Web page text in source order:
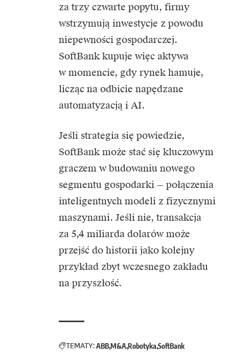
za trzy czwarte popytu, firmy
wstrzymują inwestycje z powodu
niepewności gospodarczej.
SoftBank kupuje więc aktywa
w momencie, gdy rynek hamuje,
licząc na odbicie napędzane
automatyzacją i AI.
Jeśli strategia się powiedzie,
SoftBank może stać się kluczowym
graczem w budowaniu nowego
segmentu gospodarki — połączenia
inteligentnych modeli z fizycznymi
maszynami. Jeśli nie, transakcja
za 5,4 miliarda dolarów może
przejść do historii jako kolejny
przykład zbyt wczesnego zakładu
na przyszłość.
TEMATY:ABBM&ARobotyka SoftBank